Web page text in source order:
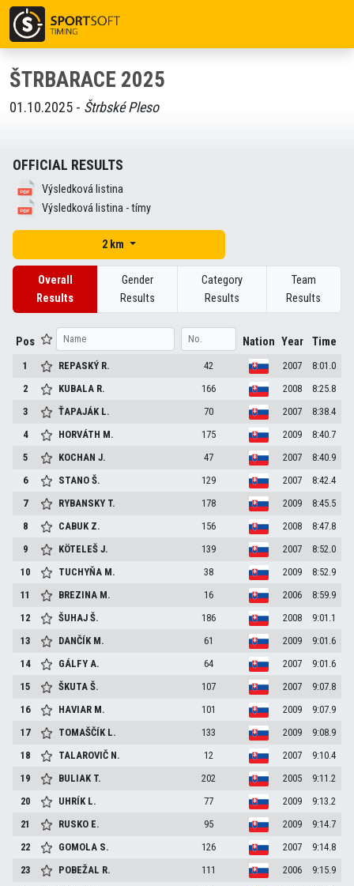
ŠTRBARACE 2025
01.10.2025 - Štrbské Pleso
OFFICIAL RESULTS
Výsledková listina
Výsledková listina - tímy
2 km
Overall
Results
Gender
Results
Category
Results
Team
Results
Pos Nation Year Time
1 REPASKÝ R. 42 2007
8:01.0
2
KUBALA R. 166 2008
8:25.8
3
ŤAPAJÁK L. 70 2007
8:38.4
4
HORVÁTH M. 175 2009
8:40.7
5
KOCHANJ. 47 2007
8:40.9
6
STANOŠ. 129 2007
8:42.4
7
RYBANSKY T. 178 2009
8:45.5
8
CABUK Z. 156 2008
8:47.8
9
KÖTELEŠJ. 139 2007
8:52.0
10
TUCHYŇA M. 38 2009
8:52.9
11
BREZINA M. 16 2006
8:59.9
12
ŠUHAJŠ. 186 2008
9:01.1
13
DANČÍK M. 61 2009
9:01.6
14
GÁLFYA. 64 2007
9:01.6
15
ŠKUTAŠ. 107 2007
9:07.8
16
HAVIAR M. 101 2009
9:07.9
17
TOMAŠČÍK L. 133 2009
9:08.9
18
TALAROVIČ N. 12 2007
9:10.4
19
BULIAK T. 202 2005
9:11.2
20
UHRÍK L. 77 2009
9:13.2
21
RUSKO E. 95 2009
9:14.7
22
GOMOLA S. 126 2007
9:14.8
23
POBEŽAL R. 111 2006
9:15.9